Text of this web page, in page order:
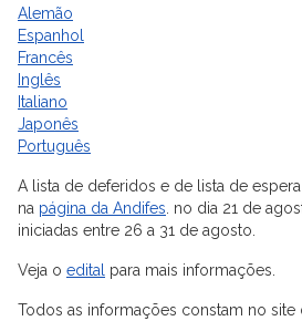
Alemão
Espanhol
Francês
Inglês
Italiano
Japonês
Português
A lista de deferidos e de lista de
na página da Andifes . no dia 21 de
iniciadas entre 26 a 31 de agosto.
Veja o edital para mais informações.
Todos as informações constam no site